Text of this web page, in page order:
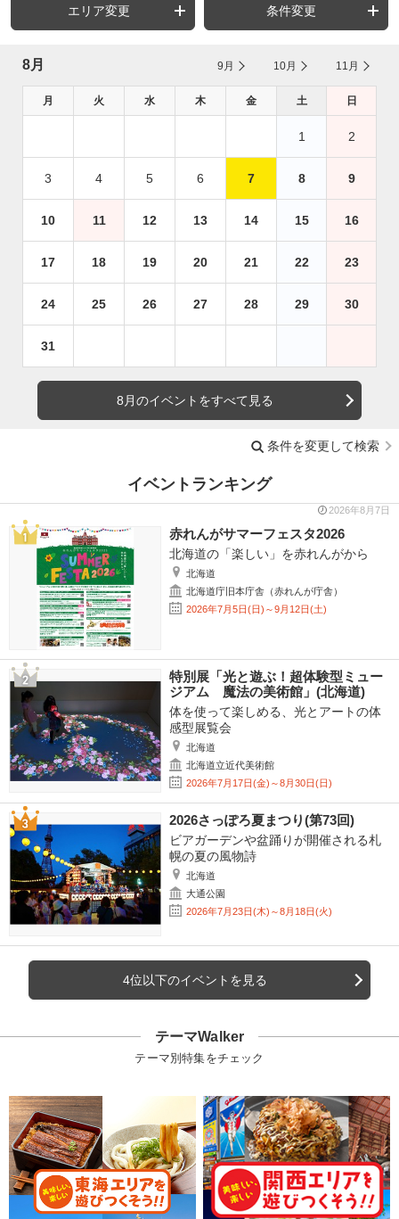
エリア変更 条件変更
8月 9月 10月 11月
月 火 水 木 金 土 日
1 2
3 4 5 6 7 8 9
10 11 12 13 14 15 16
17 18 19 20 21 22 23
24 25 26 27 28 29 30
31
8月のイベントをすべて見る
条件を変更して検索
イベントランキング
2026年8月7日
赤れんがサマーフェスタ2026
北海道の「楽しい」を赤れんがから
北海道
北海道庁旧本庁舎（赤れんが庁舎）
2026年7月5日(日)～9月12日(土)
特別展「光と遊ぶ！超体験型ミュー
ジアム 魔法の美術館」(北海道)
体を使って楽しめる、光とアートの体
感型展覧会
北海道
北海道立近代美術館
2026年7月17日(金)～8月30日(日)
2026さっぽろ夏まつり(第73回)
ビアガーデンや盆踊りが開催される札
幌の夏の風物詩
北海道
大通公園
2026年7月23日(木)～8月18日(火)
4位以下のイベントを見る
テーマWalker
テーマ別特集をチェック